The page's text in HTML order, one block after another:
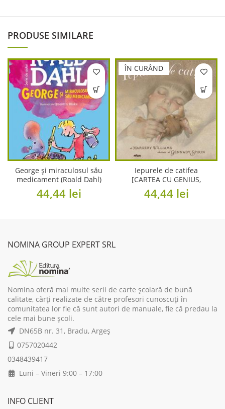
PRODUSE SIMILARE
George și miraculosul său
medicament (Roald Dahl)
[format mare]
44,44 lei
ÎN CURÂND
Iepurele de catifea
[CARTEA CU GENIUS,
cartonat]
44,44 lei
NOMINA GROUP EXPERT SRL
Nomina oferă mai multe serii de carte școlară de bună
calitate, cărți realizate de către profesori cunoscuți în
comunitatea lor fie că sunt autori de manuale, fie că predau la
cele mai bune școli.
DN65B nr. 31, Bradu, Argeș
0757020442
0348439417
Luni – Vineri 9:00 – 17:00
INFO CLIENT